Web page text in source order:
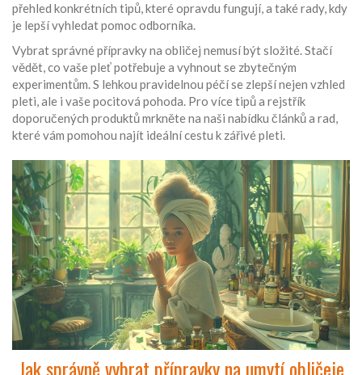
přehled konkrétních tipů, které opravdu fungují, a také rady, kdy
je lepší vyhledat pomoc odborníka.
Vybrat správné přípravky na obličej nemusí být složité. Stačí
vědět, co vaše pleť potřebuje a vyhnout se zbytečným
experimentům. S lehkou pravidelnou péčí se zlepší nejen vzhled
pleti, ale i vaše pocitová pohoda. Pro více tipů a rejstřík
doporučených produktů mrkněte na naši nabídku článků a rad,
které vám pomohou najít ideální cestu k zářivé pleti.
Jak správně vybrat přípravky na umytí obličeje